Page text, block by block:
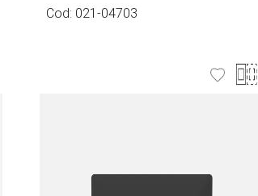
Cod: 021-04703